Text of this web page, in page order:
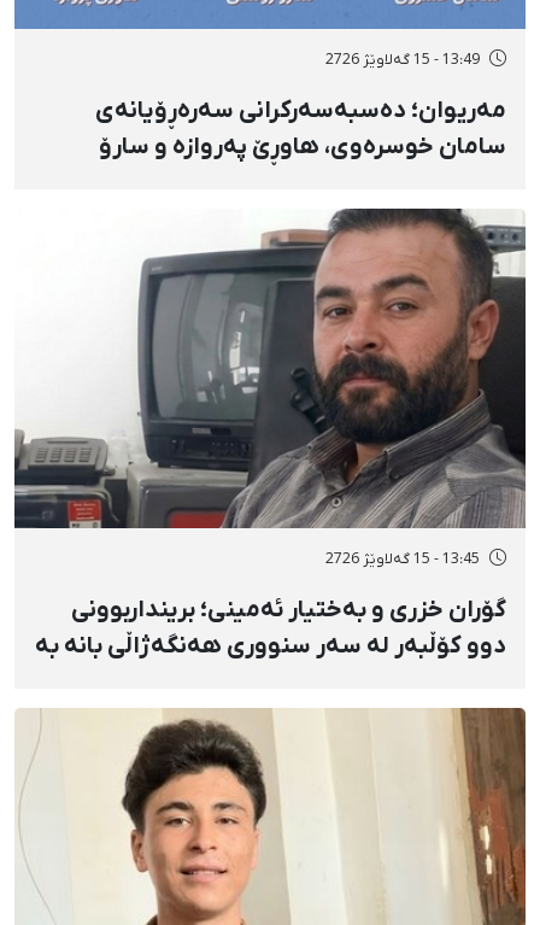
13:49 - 15 گەلاوێژ 2726
مەریوان؛ دەسبەسەرکرانی سەرەڕۆیانەی
سامان خوسرەوی، هاوڕێ پەروازە و سارۆ
گواستنەوەیان بۆ شوێنێکی نادیار
13:45 - 15 گەلاوێژ 2726
گۆران خزری و بەختیار ئەمینی؛ برینداربوونی
دوو کۆڵبەر لە سەر سنووری هەنگەژاڵی بانه بە
تەقینەوەی مین